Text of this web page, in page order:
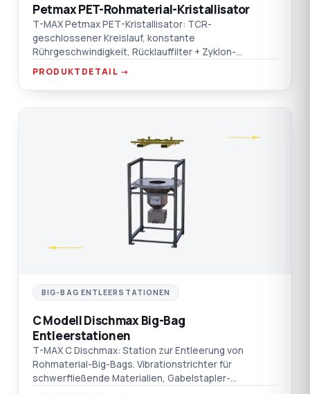
Petmax PET-Rohmaterial-Kristallisator
T-MAX Petmax PET-Kristallisator: TCR-
geschlossener Kreislauf, konstante
Rührgeschwindigkeit, Rücklauffilter + Zyklon-
Staubsammler, doppelter Übertemperaturschutz.
PRODUKTDETAIL →
C
BIG-BAG ENTLEERSTATIONEN
C Modell Dischmax Big-Bag
Entleerstationen
T-MAX C Dischmax: Station zur Entleerung von
Rohmaterial-Big-Bags. Vibrationstrichter für
schwerfließende Materialien, Gabelstapler-